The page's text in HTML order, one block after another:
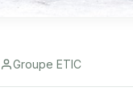
Groupe ETIC